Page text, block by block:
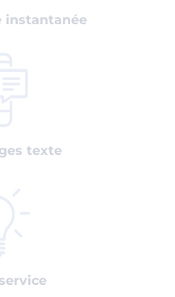
instantanée
texte